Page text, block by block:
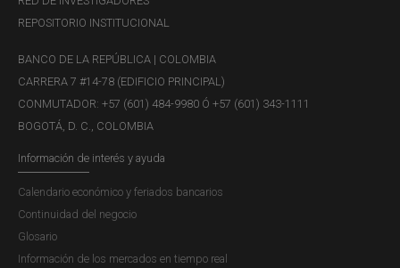
REPOSITORIO INSTITUCIONAL
BANCO DE LA REPÚBLICA | COLOMBIA
CARRERA 7 #14-78 (EDIFICIO PRINCIPAL)
CONMUTADOR: +57 (601) 484-9980 Ó +57 (601) 343-1111
BOGOTÁ, D. C., COLOMBIA
Información de interés y ayuda
Calendario económico y feriados bancarios
Continuidad del negocio
Glosario
Información de los mercados en tiempo real